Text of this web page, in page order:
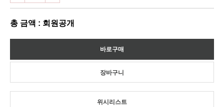
총 금액 : 회원공개
위시리스트